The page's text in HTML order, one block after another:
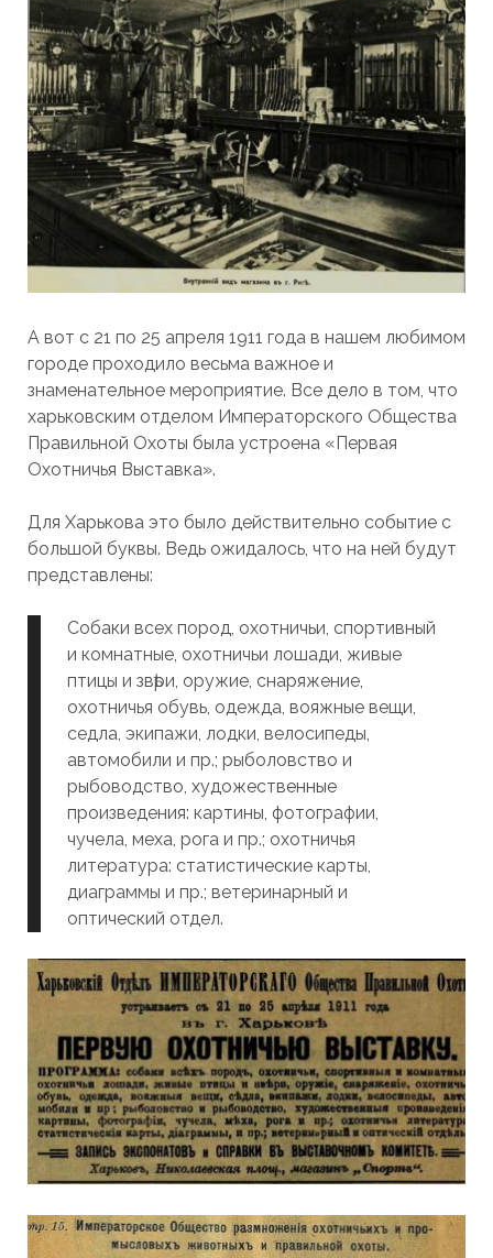
А вот с 21 по 25 апреля 1911 года в нашем любимом
городе проходило весьма важное и
знаменательное мероприятие. Все дело в том, что
харьковским отделом Императорского Общества
Правильной Охоты была устроена «Первая
Охотничья Выставка».
Для Харькова это было действительно событие с
большой буквы. Ведь ожидалось, что на ней будут
представлены:
Собаки всех пород, охотничьи, спортивный
и комнатные, охотничьи лошади, живые
птицы и звѣри, оружие, снаряжение,
охотничья обувь, одежда, вояжные вещи,
седла, экипажи, лодки, велосипеды,
автомобили и пр.; рыболовство и
рыбоводство, художественные
произведения: картины, фотографии,
чучела, меха, рога и пр.; охотничья
литература: статистические карты,
диаграммы и пр.; ветеринарный и
оптический отдел.